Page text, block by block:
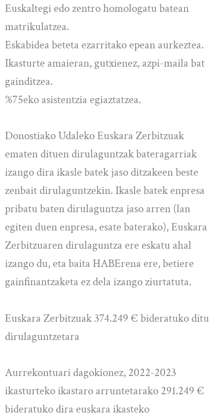
Euskaltegi edo zentro homologatu batean
matrikulatzea.
Eskabidea beteta ezarritako epean aurkeztea.
Ikasturte amaieran, gutxienez, azpi-maila bat
gainditzea.
%75eko asistentzia egiaztatzea.
Donostiako Udaleko Euskara Zerbitzuak
ematen dituen dirulaguntzak bateragarriak
izango dira ikasle batek jaso ditzakeen beste
zenbait dirulaguntzekin. Ikasle batek enpresa
pribatu baten dirulaguntza jaso arren (lan
egiten duen enpresa, esate baterako), Euskara
Zerbitzuaren dirulaguntza ere eskatu ahal
izango du, eta baita HABErena ere, betiere
gainfinantzaketa ez dela izango ziurtatuta.
Euskara Zerbitzuak 374.249 € bideratuko ditu
dirulaguntzetara
Aurrekontuari dagokionez, 2022-2023
ikasturteko ikastaro arruntetarako 291.249 €
bideratuko dira euskara ikasteko